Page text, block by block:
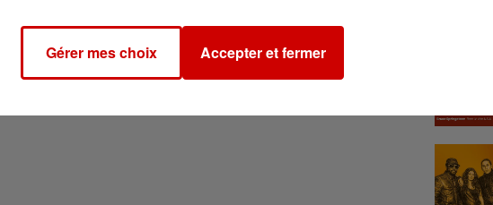
Gérer mes choix Accepter et fermer